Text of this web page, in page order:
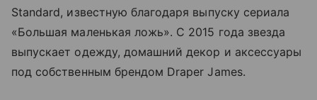
Standard, известную благодаря выпуску сериала
«Большая маленькая ложь». С 2015 года звезда
выпускает одежду, домашний декор и аксессуары
под собственным брендом Draper James.